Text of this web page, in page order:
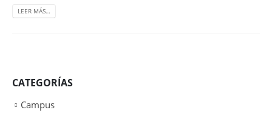
LEER MÁS…
CATEGORÍAS
Campus